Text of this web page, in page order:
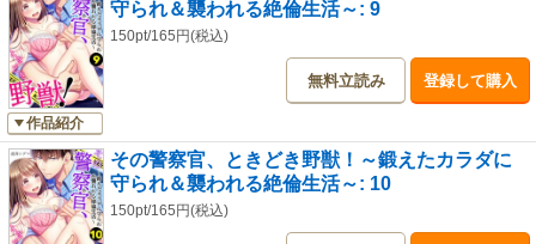
作品紹介
守られ＆襲われる絶倫生活～: 9
150pt/165円(税込)
無料立読み 登録して購入
その警察官、ときどき野獣！～鍛えたカラダに
守られ＆襲われる絶倫生活～: 10
150pt/165円(税込)